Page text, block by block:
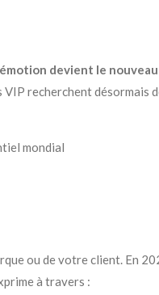
devient le
recherchent désormais
mondial
ou de votre client. En
à travers :